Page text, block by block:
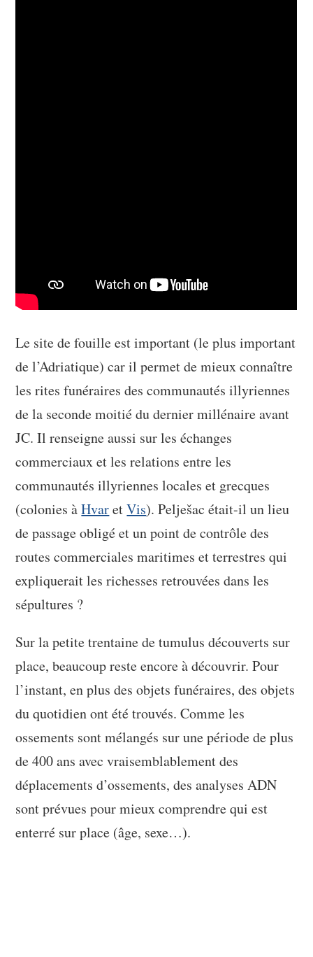
Le site de fouille est important (le plus important
de l’Adriatique) car il permet de mieux connaître
les rites funéraires des communautés illyriennes
de la seconde moitié du dernier millénaire avant
JC. Il renseigne aussi sur les échanges
commerciaux et les relations entre les
communautés illyriennes locales et grecques
(colonies àHvaretVis). Pelješac était-il un lieu
de passage obligé et un point de contrôle des
routes commerciales maritimes et terrestres qui
expliquerait les richesses retrouvées dans les
sépultures ?
Sur la petite trentaine de tumulus découverts sur
place, beaucoup reste encore à découvrir. Pour
l’instant, en plus des objets funéraires, des objets
du quotidien ont été trouvés. Comme les
ossements sont mélangés sur une période de plus
de 400 ans avec vraisemblablement des
déplacements d’ossements, des analyses ADN
sont prévues pour mieux comprendre qui est
enterré sur place (âge, sexe…).